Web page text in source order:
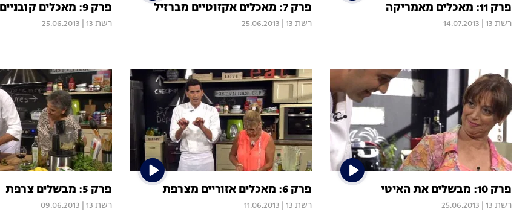
פרק 11: מאכלים מאמריקה
רשת 13 14.07.2013
פרק 7: מאכלים אקזוטיים מברזיל
רשת 13 25.06.2013
פרק 9: מאכלים קובניים
רשת 13 25.06.2013
פרק 10: מבשלים את האיטי
רשת 13 25.06.2013
פרק 6: מאכלים אזוריים מצרפת
רשת 13 11.06.2013
פרק 5: מבשלים צרפת
רשת 13 09.06.2013